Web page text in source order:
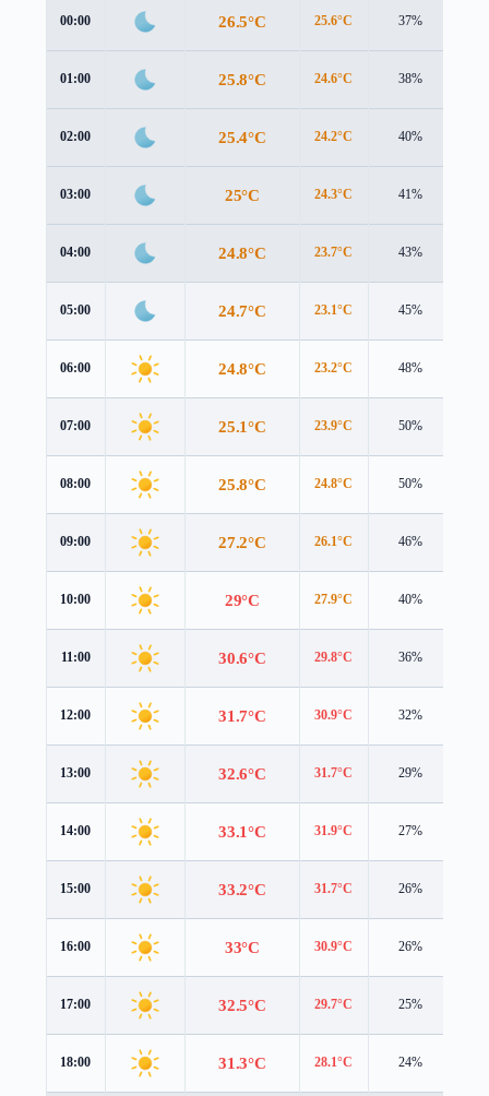
00:00 26.5°C 25.6°C 37%
01:00 25.8°C 24.6°C 38%
02:00 25.4°C 24.2°C 40%
03:00 25°C 24.3°C 41%
04:00 24.8°C 23.7°C 43%
05:00 24.7°C 23.1°C 45%
06:00 24.8°C 23.2°C 48%
07:00 25.1°C 23.9°C 50%
08:00 25.8°C 24.8°C 50%
09:00 27.2°C 26.1°C 46%
10:00 29°C 27.9°C 40%
11:00 30.6°C 29.8°C 36%
12:00 31.7°C 30.9°C 32%
13:00 32.6°C 31.7°C 29%
14:00 33.1°C 31.9°C 27%
15:00 33.2°C 31.7°C 26%
16:00 33°C 30.9°C 26%
17:00 32.5°C 29.7°C 25%
18:00 31.3°C 28.1°C 24%